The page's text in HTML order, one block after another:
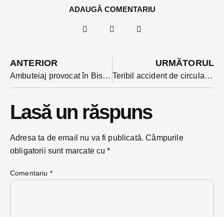
ADAUGĂ COMENTARIU
ANTERIOR
Ambuteiaj provocat în Bistrița de un șofer de 67 de ani băut bine
URMĂTORUL
Teribil accident de circulație: un tânăr, cameraman la o televiziune a fost ucis de o masină, in timp ce acorda asistenta unei colege. Un alt coleg a fost grav accidentat
Lasă un răspuns
Adresa ta de email nu va fi publicată. Câmpurile
obligatorii sunt marcate cu*
Comentariu *